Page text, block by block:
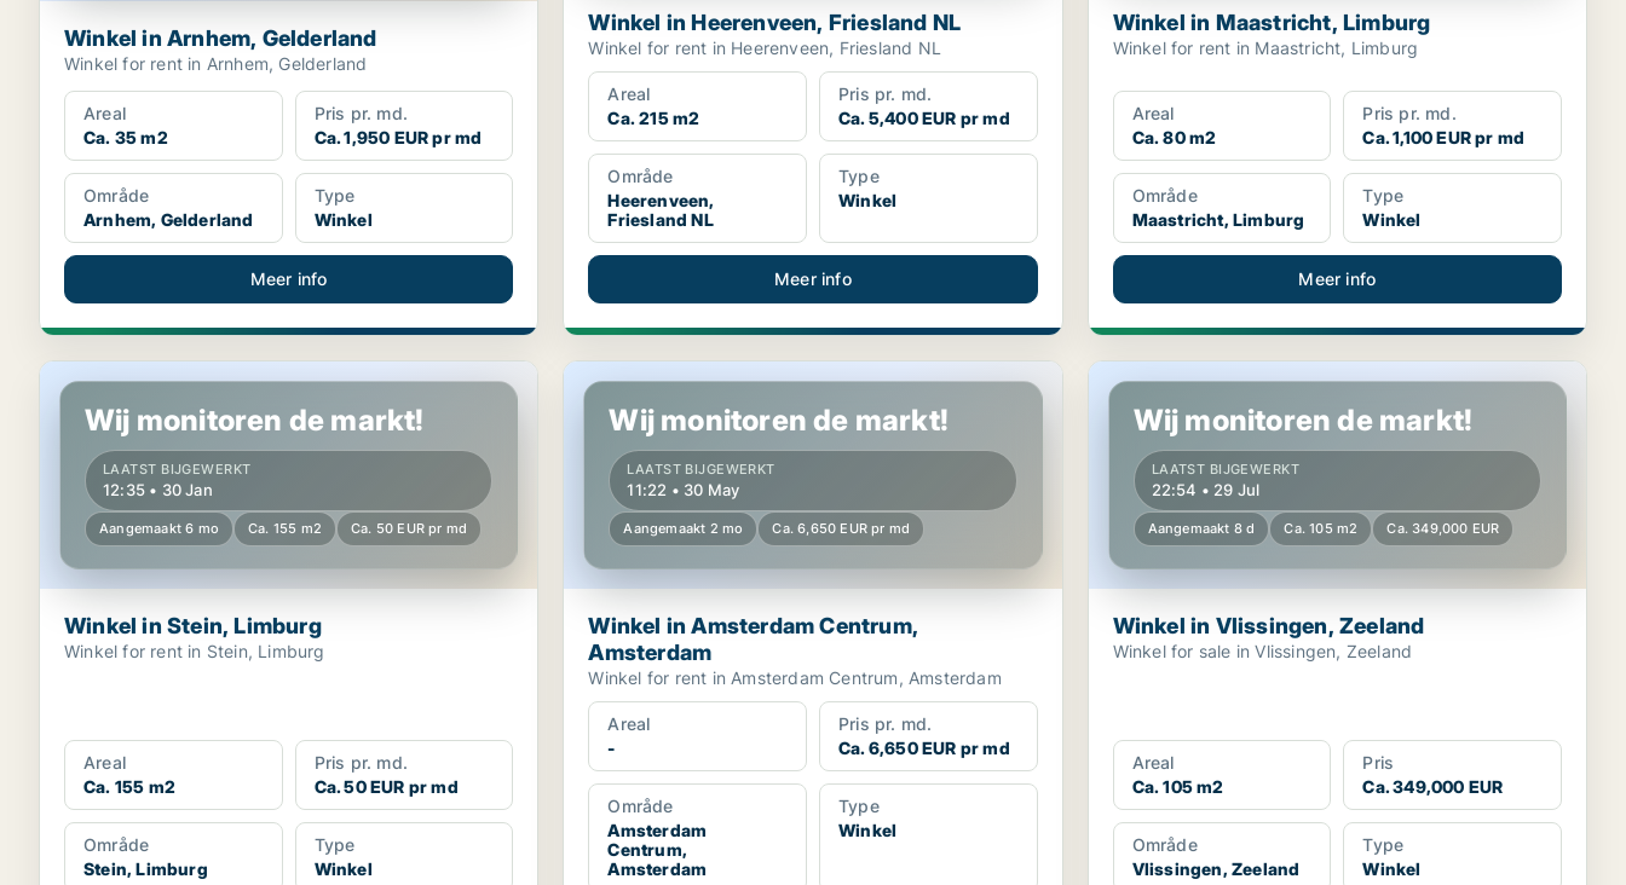
Winkel in Arnhem, Gelderland
Winkel for rent in Arnhem, Gelderland
Areal
Ca. 35 m2
Pris pr. md.
Ca. 1,950 EUR pr md
Område
Arnhem, Gelderland
Type
Winkel
Meer info
Winkel in Heerenveen, Friesland NL
Winkel for rent in Heerenveen, Friesland NL
Areal
Ca. 215 m2
Pris pr. md.
Ca. 5,400 EUR pr md
Område
Heerenveen,
Friesland NL
Type
Winkel
Meer info
Winkel in Maastricht, Limburg
Winkel for rent in Maastricht, Limburg
Areal
Ca. 80 m2
Pris pr. md.
Ca. 1,100 EUR pr md
Område
Maastricht, Limburg
Type
Winkel
Meer info
Winkel in Stein, Limburg
Wij monitoren de markt!
LAATST BIJGEWERKT
12:35 • 30 Jan
Aangemaakt 6 mo Ca. 155 m2 Ca. 50 EUR pr md
Winkel in Stein, Limburg
Winkel for rent in Stein, Limburg
Areal
Ca. 155 m2
Pris pr. md.
Ca. 50 EUR pr md
Område
Stein, Limburg
Type
Winkel
Winkel in Amsterdam Centrum, Amsterdam
Wij monitoren de markt!
LAATST BIJGEWERKT
11:22 • 30 May
Aangemaakt 2 mo Ca. 6,650 EUR pr md
Winkel in Amsterdam Centrum,
Amsterdam
Winkel for rent in Amsterdam Centrum, Amsterdam
Areal
-
Pris pr. md.
Ca. 6,650 EUR pr md
Område
Amsterdam
Centrum,
Amsterdam
Type
Winkel
Winkel in Vlissingen, Zeeland
Wij monitoren de markt!
LAATST BIJGEWERKT
22:54 • 29 Jul
Aangemaakt 8 d Ca. 105 m2 Ca. 349,000 EUR
Winkel in Vlissingen, Zeeland
Winkel for sale in Vlissingen, Zeeland
Areal
Ca. 105 m2
Pris
Ca. 349,000 EUR
Område
Vlissingen, Zeeland
Type
Winkel